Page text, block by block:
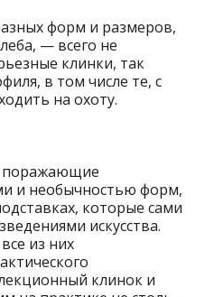
форм и размеров,
— всего не
клинки, так
в том числе те, с
на охоту.
поражающие
и необычностью форм,
которые сами
искусства.
из них
клинок и